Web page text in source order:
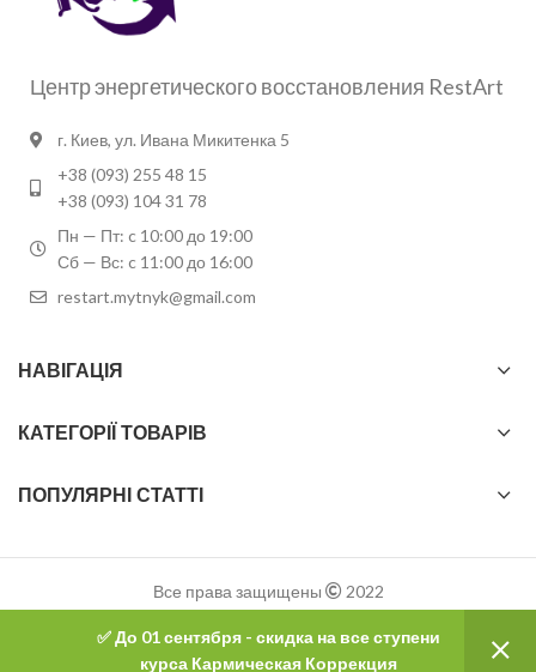
✅ До 01 сентября - скидка на все ступени
курса Кармическая Коррекция
Центр энергетического восстановления RestArt
г. Киев, ул. Ивана Микитенка 5
+38 (093) 255 48 15
+38 (093) 104 31 78
Пн — Пт: c 10:00 до 19:00
Сб — Вс: c 11:00 до 16:00
restart.mytnyk@gmail.com
НАВІГАЦІЯ
КАТЕГОРІЇ ТОВАРІВ
ПОПУЛЯРНІ СТАТТІ
Все права защищены 2022